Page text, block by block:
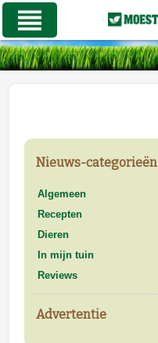
Nieuws-categorieën
Algemeen
Recepten
Dieren
In mijn tuin
Reviews
Advertentie